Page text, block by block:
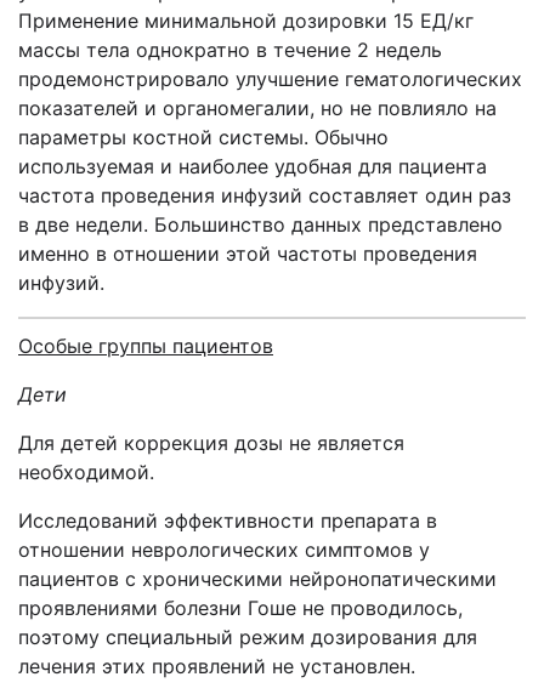
Применение минимальной дозировки 15 ЕД/кг
массы тела однократно в течение 2 недель
продемонстрировало улучшение гематологических
показателей и органомегалии, но не повлияло на
параметры костной системы. Обычно
используемая и наиболее удобная для пациента
частота проведения инфузий составляет один раз
в две недели. Большинство данных представлено
именно в отношении этой частоты проведения
инфузий.
Особые группы пациентов
Дети
Для детей коррекция дозы не является
необходимой.
Исследований эффективности препарата в
отношении неврологических симптомов у
пациентов с хроническими нейронопатическими
проявлениями болезни Гоше не проводилось,
поэтому специальный режим дозирования для
лечения этих проявлений не установлен.